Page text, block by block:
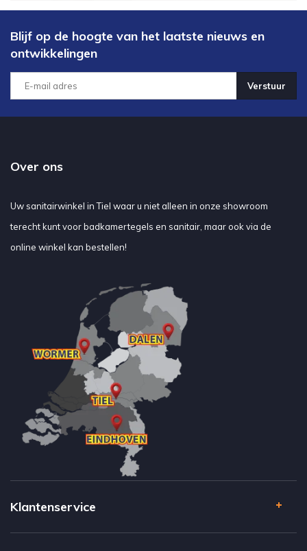
Blijf op de hoogte van het laatste nieuws en
ontwikkelingen
Verstuur
Over ons
Uw sanitairwinkel in Tiel waar u niet alleen in onze showroom
terecht kunt voor badkamertegels en sanitair, maar ook via de
online winkel kan bestellen!
Klantenservice